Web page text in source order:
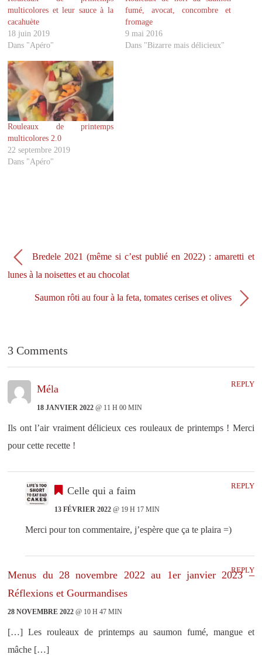
r
s
u
r
T
w
t
t
e
r
(
o
u
v
r
e
d
a
n
s
u
e
ê
t
r
s
e
b
o
o
k
(
o
u
v
r
e
d
a
f
n
ê
r
e
multicolores et leur sauce à la
cacahuète
18 juin 2019
Dans "Apéro"
fumé, avocat, concombre et
fromage
9 mai 2016
Dans "Bizarre mais délicieux"
Rouleaux de printemps
multicolores 2.0
22 septembre 2019
Dans "Apéro"
Bredele 2021 (même si c’est publié en 2022) : amaretti et
lunes à la noisettes et au chocolat
Saumon rôti au four à la feta, tomates cerises et olives
3 Comments
Méla
18 JANVIER 2022 @ 11 H 00 MIN
Ils ont l’air vraiment délicieux ces rouleaux de printemps ! Merci
pour cette recette !
REPLY
Celle qui a faim
13 FÉVRIER 2022@ 19 H 17 MIN
Merci pour ton commentaire, j’espère que ça te plaira =)
REPLY
Menus du 28 novembre 2022 au 1er janvier 2023 –
Réflexions et Gourmandises
28 NOVEMBRE 2022 @ 10 H 47 MIN
[…] Les rouleaux de printemps au saumon fumé, mangue et
mâche […]
REPLY